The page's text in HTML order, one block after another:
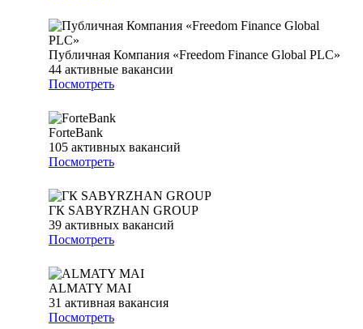
Публичная Компания «Freedom Finance Global PLC»
44 активные вакансии
Посмотреть
ForteBank
105 активных вакансий
Посмотреть
ГК SABYRZHAN GROUP
39 активных вакансий
Посмотреть
ALMATY MAI
31 активная вакансия
Посмотреть